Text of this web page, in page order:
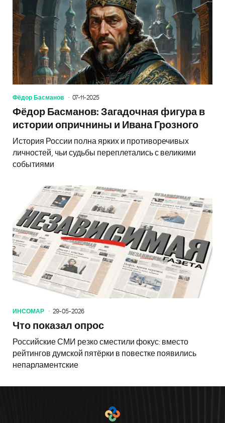
Фёдор Басманов 07-11-2025
Фёдор Басманов: Загадочная фигура в
истории опричнины и Ивана Грозного
История России полна ярких и противоречивых
личностей, чьи судьбы переплетались с великими
событиями
ИНСОМАР 29-05-2026
Что показал опрос
Российские СМИ резко сместили фокус: вместо
рейтингов думской пятёрки в повестке появились
непарламентские